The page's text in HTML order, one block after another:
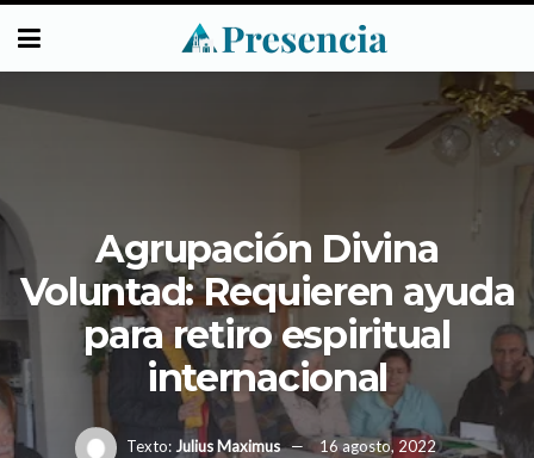
Agrupación Divina
Voluntad: Requieren ayuda
para retiro espiritual
internacional
Texto: Julius Maximus 16 agosto, 2022